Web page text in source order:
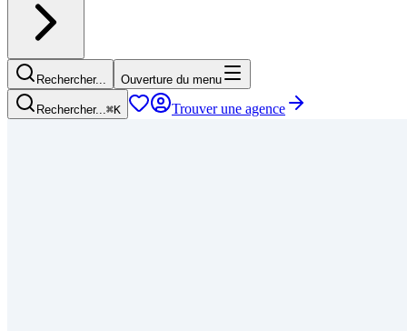
Rechercher... Ouverture du menu
Rechercher...⌘K Trouver une agence